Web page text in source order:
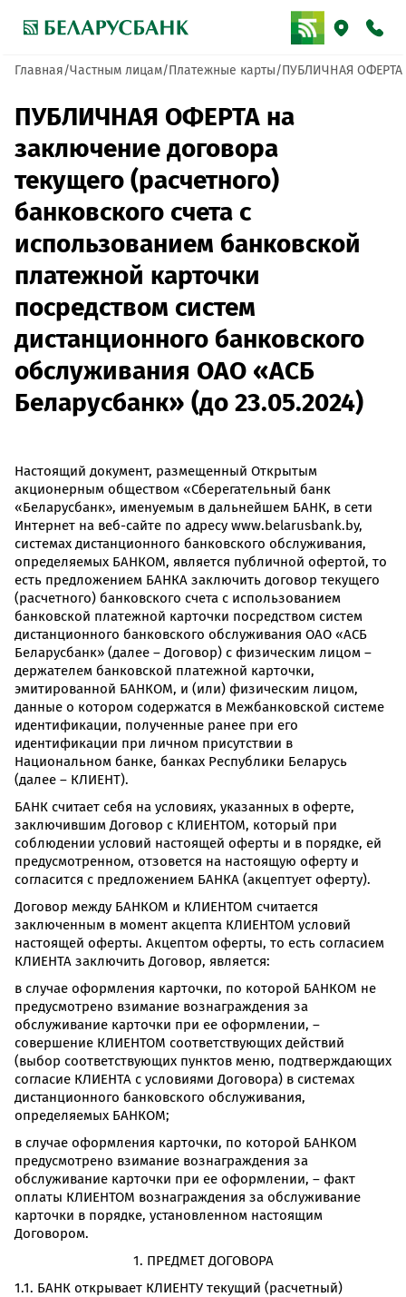
Главная Частным лицам Платежные карты ПУБЛИЧНАЯ ОФЕРТА
ПУБЛИЧНАЯ ОФЕРТА на
заключение договора
текущего (расчетного)
банковского счета с
использованием банковской
платежной карточки
посредством систем
дистанционного банковского
обслуживания ОАО «АСБ
Беларусбанк» (до 23.05.2024)
Настоящий документ, размещенный Открытым
акционерным обществом «Сберегательный банк
«Беларусбанк», именуемым в дальнейшем БАНК, в сети
Интернет на веб-сайте по адресу www.belarusbank.by,
системах дистанционного банковского обслуживания,
определяемых БАНКОМ, является публичной офертой, то
есть предложением БАНКА заключить договор текущего
(расчетного) банковского счета с использованием
банковской платежной карточки посредством систем
дистанционного банковского обслуживания ОАО «АСБ
Беларусбанк» (далее – Договор) с физическим лицом –
держателем банковской платежной карточки,
эмитированной БАНКОМ, и (или) физическим лицом,
данные о котором содержатся в Межбанковской системе
идентификации, полученные ранее при его
идентификации при личном присутствии в
Национальном банке, банках Республики Беларусь
(далее – КЛИЕНТ).
БАНК считает себя на условиях, указанных в оферте,
заключившим Договор с КЛИЕНТОМ, который при
соблюдении условий настоящей оферты и в порядке, ей
предусмотренном, отзовется на настоящую оферту и
согласится с предложением БАНКА (акцептует оферту).
Договор между БАНКОМ и КЛИЕНТОМ считается
заключенным в момент акцепта КЛИЕНТОМ условий
настоящей оферты. Акцептом оферты, то есть согласием
КЛИЕНТА заключить Договор, является:
в случае оформления карточки, по которой БАНКОМ не
предусмотрено взимание вознаграждения за
обслуживание карточки при ее оформлении, –
совершение КЛИЕНТОМ соответствующих действий
(выбор соответствующих пунктов меню, подтверждающих
согласие КЛИЕНТА с условиями Договора) в системах
дистанционного банковского обслуживания,
определяемых БАНКОМ;
в случае оформления карточки, по которой БАНКОМ
предусмотрено взимание вознаграждения за
обслуживание карточки при ее оформлении, – факт
оплаты КЛИЕНТОМ вознаграждения за обслуживание
карточки в порядке, установленном настоящим
Договором.
1. ПРЕДМЕТ ДОГОВОРА
1.1. БАНК открывает КЛИЕНТУ текущий (расчетный)